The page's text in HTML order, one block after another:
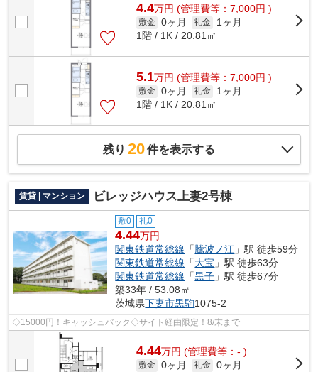
4.4万円 (管理費等：7,000円 )
敷金 0ヶ月 礼金
1ヶ月
1階 / 1K / 20.81㎡
5.1万円 (管理費等：7,000円 )
敷金 0ヶ月 礼金
1ヶ月
1階 / 1K / 20.81㎡
残り 20件を表示する
賃貸 | マンション ビレッジハウス上妻2号棟
敷0 礼0
4.44万円
関東鉄道常総線 「騰波ノ江 」駅 徒歩59分
関東鉄道常総線 「大宝 」駅 徒歩63分
関東鉄道常総線 「黒子 」駅 徒歩67分
築33年 / 53.08㎡
茨城県下妻市黒駒1075-2
◇15000円！キャッシュバック◇サイト経由限定！8/末まで
4.44万円 (管理費等：- )
敷金 0ヶ月 礼金 0ヶ月